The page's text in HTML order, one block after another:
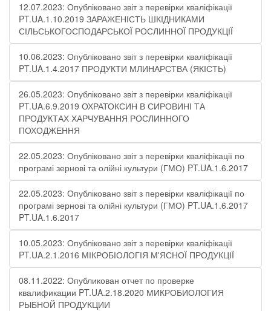
12.07.2023: Опубліковано звіт з перевірки кваліфікації
PT.UA.1.10.2019 ЗАРАЖЕНІСТЬ ШКІДНИКАМИ
СІЛЬСЬКОГОСПОДАРСЬКОЇ РОСЛИННОЇ ПРОДУКЦІЇ
10.06.2023: Опубліковано звіт з перевірки кваліфікації
PT.UA.1.4.2017 ПРОДУКТИ МЛИНАРСТВА (ЯКІСТЬ)
26.05.2023: Опубліковано звіт з перевірки кваліфікації
PT.UA.6.9.2019 ОХРАТОКСИН В СИРОВИНІ ТА
ПРОДУКТАХ ХАРЧУВАННЯ РОСЛИННОГО
ПОХОДЖЕННЯ
22.05.2023: Опубліковано звіт з перевірки кваліфікації по
програмі зернові та олійні культури (ГМО) PT.UA.1.6.2017
22.05.2023: Опубліковано звіт з перевірки кваліфікації по
програмі зернові та олійні культури (ГМО) PT.UA.1.6.2017
PT.UA.1.6.2017
10.05.2023: Опубліковано звіт з перевірки кваліфікації
PT.UA.2.1.2016 МІКРОБІОЛОГІЯ М'ЯСНОЇ ПРОДУКЦІЇ
08.11.2022: Опубликован отчет по проверке
квалификации PT.UA.2.18.2020 МИКРОБИОЛОГИЯ
РЫБНОЙ ПРОДУКЦИИ